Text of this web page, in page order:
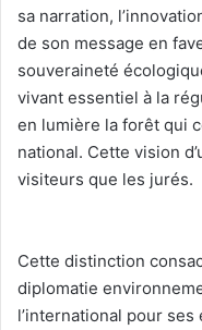
sa narration,
de son message en
souveraineté
vivant essentiel à la
en lumière la forêt qui
national. Cette vision
visiteurs que les jurés.
‎Cette distinction
diplomatie
l’international pour